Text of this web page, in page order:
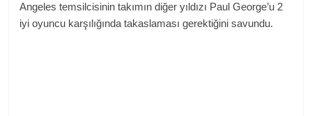
Angeles temsilcisinin takımın diğer yıldızı Paul George’u 2
iyi oyuncu karşılığında takaslaması gerektiğini savundu.